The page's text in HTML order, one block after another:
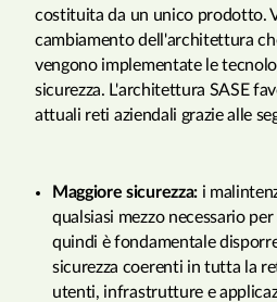
costituita da un unico prodotto.
cambiamento dell'architettura
vengono implementate le
sicurezza. L'architettura SASE
attuali reti aziendali grazie alle
Maggiore sicurezza:i
qualsiasi mezzo necessario
quindi è fondamentale
sicurezza coerenti in tutta la
utenti, infrastrutture e